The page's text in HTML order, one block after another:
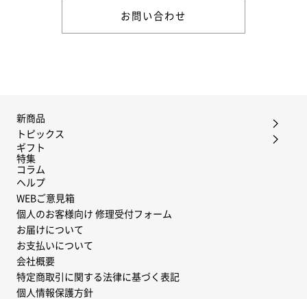
お問い合わせ
新商品
トピックス
ギフト
特集
コラム
ヘルプ
WEBご意見箱
個人のお客様向け 修理受付フォーム
お届けについて
お支払いについて
会社概要
特定商取引に関する法律に基づく表記
個人情報保護方針